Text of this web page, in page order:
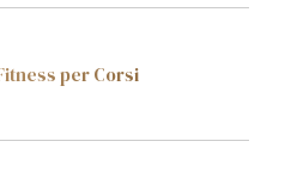
per Corsi